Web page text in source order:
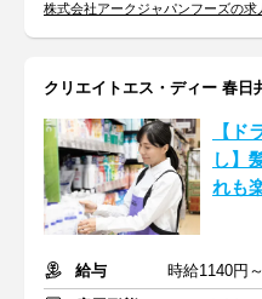
株式会社アークジャパンフーズの求
クリエイトエス・ディー 春日
【ド
し】
れも
給与
時給1140円